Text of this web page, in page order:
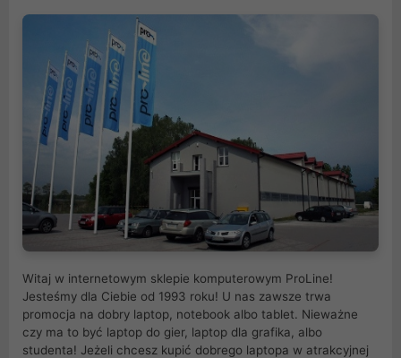
Witaj w internetowym sklepie komputerowym ProLine!
Jesteśmy dla Ciebie od 1993 roku! U nas zawsze trwa
promocja na dobry laptop, notebook albo tablet. Nieważne
czy ma to być laptop do gier, laptop dla grafika, albo
studenta! Jeżeli chcesz kupić dobrego laptopa w atrakcyjnej